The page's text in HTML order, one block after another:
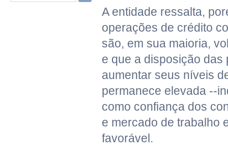
A entidade ressalta,
operações de crédito
são, em sua maioria,
e que a disposição
aumentar seus níveis
permanece elevada --
como confiança dos
e mercado de trabalho
favorável.